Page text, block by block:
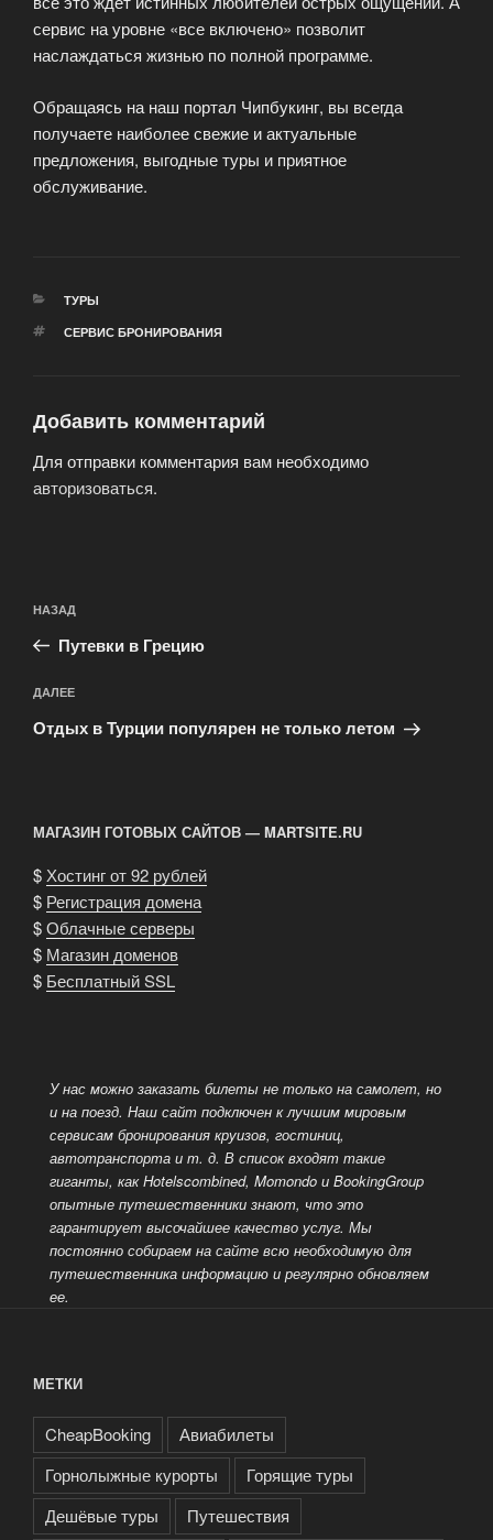
сервис на уровне «все включено» позволит
наслаждаться жизнью по полной программе.
Обращаясь на наш портал Чипбукинг, вы всегда
получаете наиболее свежие и актуальные
предложения, выгодные туры и приятное
обслуживание.
РУБРИКИ
ТУРЫ
МЕТКИ
СЕРВИС БРОНИРОВАНИЯ
Добавить комментарий
Для отправки комментария вам необходимо
авторизоваться.
по
записям
Предыдущая
запись:
НАЗАД
Путевки в Грецию
Следующая
запись
ДАЛЕЕ
Отдых в Турции популярен не только летом
МАГАЗИН ГОТОВЫХ САЙТОВ — MARTSITE.RU
$ Хостинг от 92 рублей
$ Регистрация домена
$Облачные серверы
$ Магазин доменов
$ Бесплатный SSL
У нас можно заказать билеты не только на самолет, но
и на поезд. Наш сайт подключен к лучшим мировым
сервисам бронирования круизов, гостиниц,
автотранспорта и т. д. В список входят такие
гиганты, как Hotelscombined, Momondo и BookingGroup
опытные путешественники знают, что это
гарантирует высочайшее качество услуг. Мы
постоянно собираем на сайте всю необходимую для
путешественника информацию и регулярно обновляем
ее.
МЕТКИ
CheapBooking
Авиабилеты
Горнолыжные курорты
Горящие туры
Дешёвые туры
Путешествия